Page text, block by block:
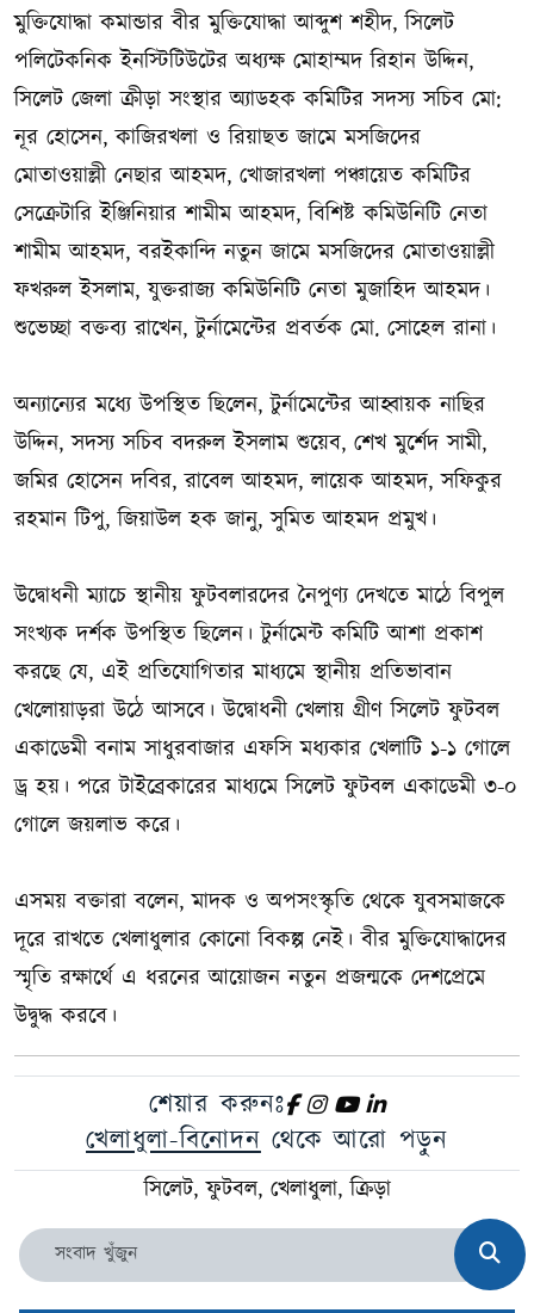
মুক্তিযোদ্ধা কমান্ডার বীর মুক্তিযোদ্ধা আব্দুশ শহীদ, সিলেট
পলিটেকনিক ইনস্টিটিউটের অধ্যক্ষ মোহাম্মদ রিহান উদ্দিন,
সিলেট জেলা ক্রীড়া সংস্থার অ্যাডহক কমিটির সদস্য সচিব মো:
নূর হোসেন, কাজিরখলা ও রিয়াছত জামে মসজিদের
মোতাওয়াল্লী নেছার আহমদ, খোজারখলা পঞ্চায়েত কমিটির
সেক্রেটারি ইঞ্জিনিয়ার শামীম আহমদ, বিশিষ্ট কমিউনিটি নেতা
শামীম আহমদ, বরইকান্দি নতুন জামে মসজিদের মোতাওয়াল্লী
ফখরুল ইসলাম, যুক্তরাজ্য কমিউনিটি নেতা মুজাহিদ আহমদ।
শুভেচ্ছা বক্তব্য রাখেন, টুর্নামেন্টের প্রবর্তক মো. সোহেল রানা।
অন্যান্যের মধ্যে উপস্থিত ছিলেন, টুর্নামেন্টের আহ্বায়ক নাছির
উদ্দিন, সদস্য সচিব বদরুল ইসলাম শুয়েব, শেখ মুর্শেদ সামী,
জমির হোসেন দবির, রাবেল আহমদ, লায়েক আহমদ, সফিকুর
রহমান টিপু, জিয়াউল হক জানু, সুমিত আহমদ প্রমুখ।
উদ্বোধনী ম্যাচে স্থানীয় ফুটবলারদের নৈপুণ্য দেখতে মাঠে বিপুল
সংখ্যক দর্শক উপস্থিত ছিলেন। টুর্নামেন্ট কমিটি আশা প্রকাশ
করছে যে, এই প্রতিযোগিতার মাধ্যমে স্থানীয় প্রতিভাবান
খেলোয়াড়রা উঠে আসবে। উদ্বোধনী খেলায় গ্রীণ সিলেট ফুটবল
একাডেমী বনাম সাধুরবাজার এফসি মধ্যকার খেলাটি ১-১ গোলে
ড্র হয়। পরে টাইব্রেকারের মাধ্যমে সিলেট ফুটবল একাডেমী ৩-০
গোলে জয়লাভ করে।
এসময় বক্তারা বলেন, মাদক ও অপসংস্কৃতি থেকে যুবসমাজকে
দূরে রাখতে খেলাধুলার কোনো বিকল্প নেই। বীর মুক্তিযোদ্ধাদের
স্মৃতি রক্ষার্থে এ ধরনের আয়োজন নতুন প্রজন্মকে দেশপ্রেমে
উদ্বুদ্ধ করবে।
শেয়ার করুনঃ
খেলাধুলা-বিনোদন থেকে আরো পড়ুন
সিলেট, ফুটবল, খেলাধুলা, ক্রিড়া